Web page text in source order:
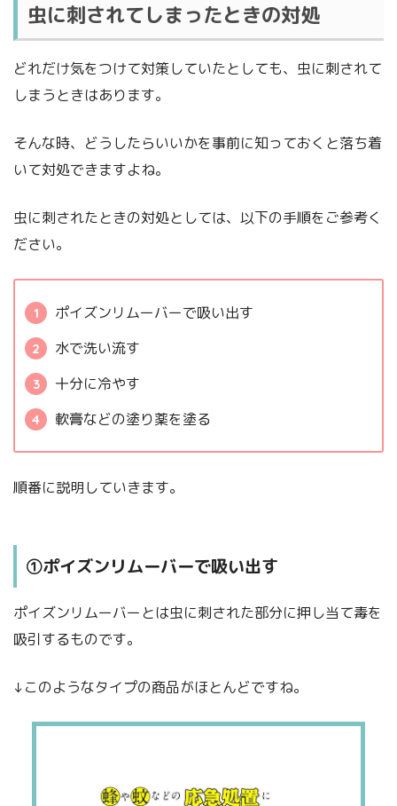
虫に刺されてしまったときの対処
どれだけ気をつけて対策していたとしても、虫に刺されて
しまうときはあります。
そんな時、どうしたらいいかを事前に知っておくと落ち着
いて対処できますよね。
虫に刺されたときの対処としては、以下の手順をご参考く
ださい。
ポイズンリムーバーで吸い出す
水で洗い流す
十分に冷やす
軟膏などの塗り薬を塗る
順番に説明していきます。
①ポイズンリムーバーで吸い出す
ポイズンリムーバーとは虫に刺された部分に押し当て毒を
吸引するものです。
↓このようなタイプの商品がほとんどですね。